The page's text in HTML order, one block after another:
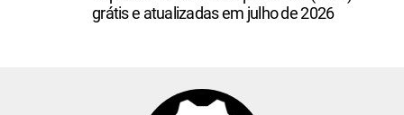
grátis e atualizadas em julho de 2026